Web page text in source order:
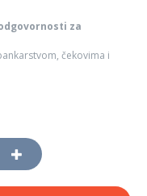
za
čekovima i